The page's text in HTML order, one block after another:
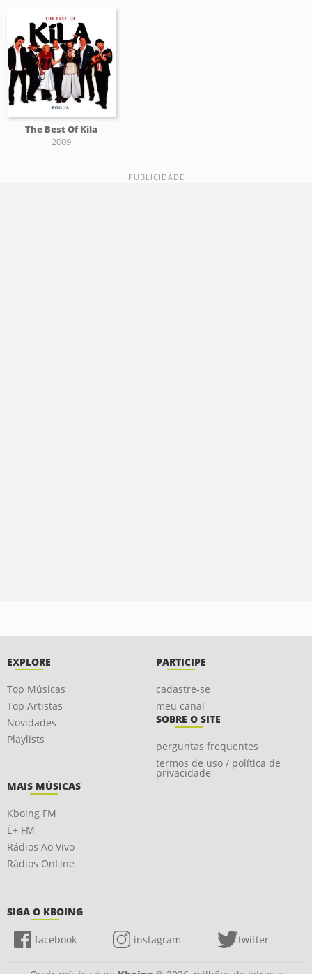
The Best Of Kila
2009
EXPLORE
Top Músicas
Top Artistas
Novidades
Playlists
PARTICIPE
cadastre-se
meu canal
SOBRE O SITE
perguntas frequentes
termos de uso / política de
privacidade
MAIS MÚSICAS
Kboing FM
É+ FM
Rádios Ao Vivo
Rádios OnLine
SIGA O KBOING
facebook instagram twitter